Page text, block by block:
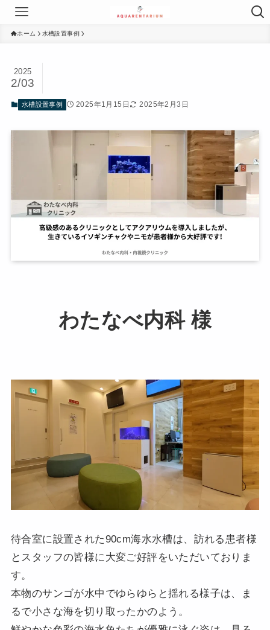
ホーム 水槽設置事例
2025
2/03
水槽設置事例 2025年1月15日 2025年2月3日
わたなべ内科 様
待合室に設置された90cm海水水槽は、訪れる患者様
とスタッフの皆様に大変ご好評をいただいておりま
す。
本物のサンゴが水中でゆらゆらと揺れる様子は、ま
るで小さな海を切り取ったかのよう。